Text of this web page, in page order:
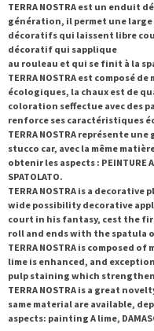
TERRA NOSTRA est un enduit
génération, il permet une
décoratifs qui laissent libre
décoratif qui sapplique
au rouleau et qui se finit à la
TERRA NOSTRA est composé
écologiques, la chaux est de
coloration seffectue avec des
renforce ses caractéristiques
TERRA NOSTRA représente
stucco car, avec la même
obtenir les aspects : PEINTURE A
SPATOLATO.
TERRA NOSTRA is a
wide possibility decorative
court in his fantasy, cest the
roll and ends with the spatula
TERRA NOSTRA is composed
lime is enhanced, and
pulp staining which
TERRA NOSTRA is a great
same material are available,
aspects: painting A lime,